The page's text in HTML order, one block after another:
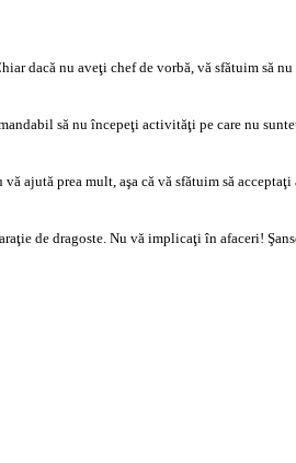
dacă nu aveţi chef de vorbă, vă sfătuim să
să nu începeţi activităţi pe care nu
ajută prea mult, aşa că vă sfătuim să
de dragoste. Nu vă implicaţi în afaceri!